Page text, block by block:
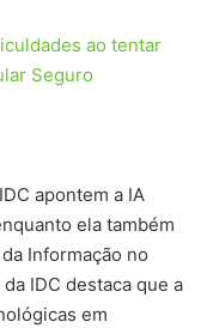
ao tentar
Seguro
apontem a IA
ela também
Informação no
IDC destaca que a
em